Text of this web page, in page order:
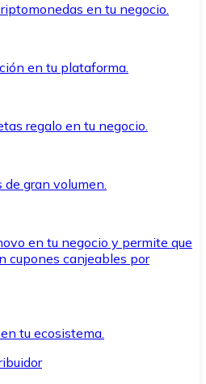
en tu negocio.
en tu plataforma.
regalo en tu negocio.
de gran volumen.
en tu negocio y permite que
cupones canjeables por
tu ecosistema.